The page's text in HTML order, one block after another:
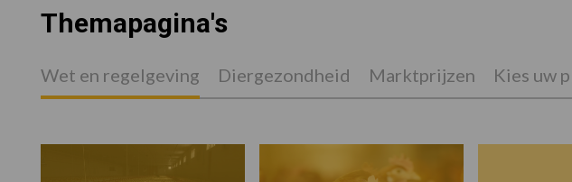
Themapagina's
Wet en regelgeving Diergezondheid Marktprijzen Kies uw